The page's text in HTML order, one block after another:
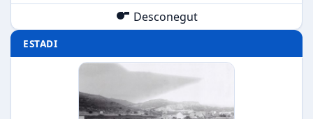
Desconegut
ESTADI